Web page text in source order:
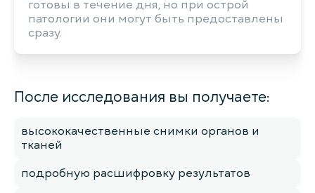
готовы в течение дня, но при острой
патологии они могут быть предоставлены
сразу.
После исследования вы получаете:
высококачественные снимки органов и
тканей
подробную расшифровку результатов